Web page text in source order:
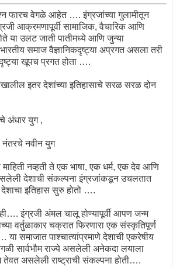
फारच वेगळे आहेत …. इंग्रजांच्या गुलामीतून
आक्रमणापूर्वी सामाजिक, वैचारिक आणि
या उलट जाती पातीमध्ये आणि जुन्या
समाज वैज्ञानिकदृष्ट्या अप्रगत असला तरी
खूपच प्रगत होता ….
इतर देशांच्या इतिहासाचे सरळ सरळ दोन
अंधार युग ,
नंतरचे नवीन युग
नव्हती ते एक भाषा, एक धर्म, एक देव आणि
देशाची संकल्पना इंग्रजांकडून उचलतात
इतिहास सुरु होतो ….
इंग्रजी अंमल चालू होण्यापूर्वी आपण जन्म
वर्तुळाकार चक्रात फिरणारा एक संस्कृतिपूर्ण
या समाजात पाश्चात्यांप्रमाणे देशाची एकरेषीय
सार्वभौम राज्ये असलेली अनेकदा लयाला
असलेली राष्ट्राची संकल्पना होती….